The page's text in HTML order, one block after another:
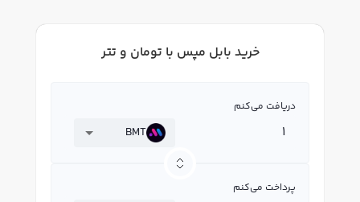
خرید بابل مپس با تومان و تتر
دریافت می‌کنم
BMT
پرداخت می‌کنم